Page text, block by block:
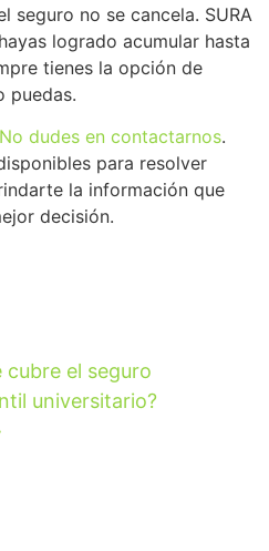
seguro no se cancela. SURA
logrado acumular hasta
tienes la opción de
puedas.
No dudes en contactarnos.
para resolver
la información que
decisión.
cubre el seguro
universitario?